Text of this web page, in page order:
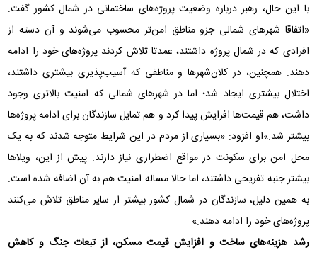
با این حال، رهبر درباره وضعیت پروژه‌های ساختمانی در شمال کشور گفت:
«اتفاقا شهرهای شمالی جزو مناطق امن‌تر محسوب می‌شوند و آن دسته از
افرادی که در شمال پروژه داشتند، عمدتا تلاش کردند پروژه‌های خود را ادامه
دهند. همچنین، در کلان‌شهرها و مناطقی که آسیب‌پذیری بیشتری داشتند،
اختلال بیشتری ایجاد شد؛ اما در شهرهای شمالی که امنیت بالاتری وجود
داشت، هم قیمت‌ها افزایش پیدا کرد و هم تمایل سازندگان برای ادامه پروژه‌ها
بیشتر شد.»او افزود: «بسیاری از مردم در این شرایط متوجه شدند که به یک
محل امن برای سکونت در مواقع اضطراری نیاز دارند. پیش از این، ویلاها
بیشتر جنبه تفریحی داشتند، اما حالا مساله امنیت هم به آن اضافه شده است.
به همین دلیل، سازندگان در شمال کشور بیشتر از سایر مناطق تلاش می‌کنند
پروژه‌های خود را ادامه دهند.»
رشد هزینه‌های ساخت و افزایش قیمت مسکن، از تبعات جنگ و کاهش